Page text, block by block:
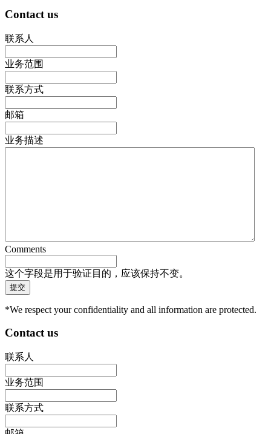
Contact us
联系人
业务范围
联系方式
邮箱
业务描述
Comments
这个字段是用于验证目的，应该保持不变。
*We respect your confidentiality and all information are protected.
Contact us
联系人
业务范围
联系方式